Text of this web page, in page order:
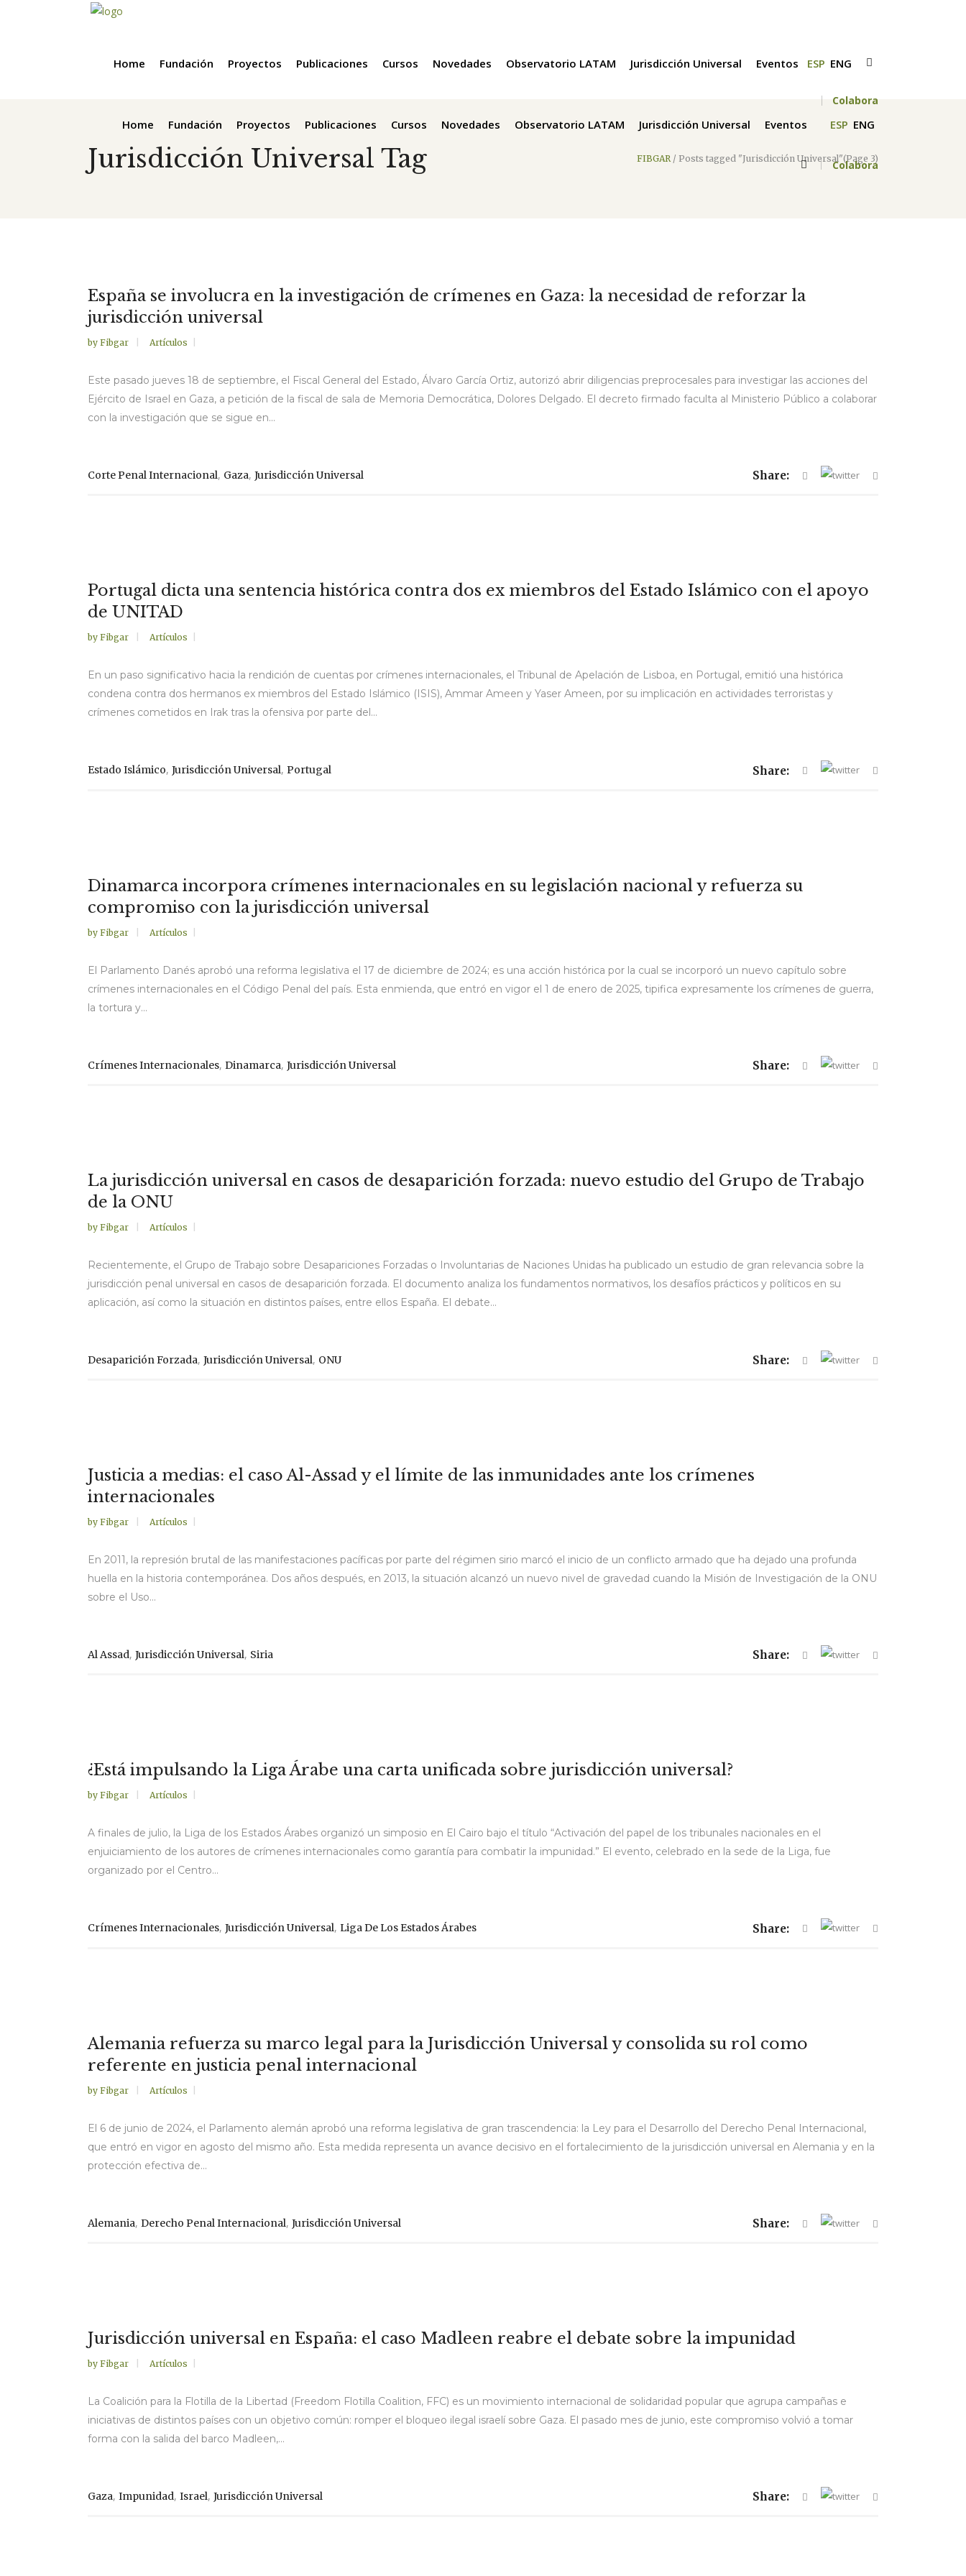
Home Fundación Proyectos Publicaciones Cursos Novedades Observatorio LATAM Jurisdicción Universal Eventos ESP ENG
Colabora
Home Fundación Proyectos Publicaciones Cursos Novedades Observatorio LATAM Jurisdicción Universal Eventos ESP ENG
Colabora
Jurisdicción Universal Tag FIBGAR / Posts tagged "Jurisdicción Universal"(Page 3)
España se involucra en la investigación de crímenes en Gaza: la necesidad de reforzar la
jurisdicción universal
by Fibgar Artículos
Este pasado jueves 18 de septiembre, el Fiscal General del Estado, Álvaro García Ortiz, autorizó abrir diligencias preprocesales para investigar las acciones del
Ejército de Israel en Gaza, a petición de la fiscal de sala de Memoria Democrática, Dolores Delgado. El decreto firmado faculta al Ministerio Público a colaborar
con la investigación que se sigue en...
Corte Penal Internacional, Gaza, Jurisdicción Universal Share:
Portugal dicta una sentencia histórica contra dos ex miembros del Estado Islámico con el apoyo
de UNITAD
by Fibgar Artículos
En un paso significativo hacia la rendición de cuentas por crímenes internacionales, el Tribunal de Apelación de Lisboa, en Portugal, emitió una histórica
condena contra dos hermanos ex miembros del Estado Islámico (ISIS), Ammar Ameen y Yaser Ameen, por su implicación en actividades terroristas y
crímenes cometidos en Irak tras la ofensiva por parte del...
Estado Islámico, Jurisdicción Universal, Portugal Share:
Dinamarca incorpora crímenes internacionales en su legislación nacional y refuerza su
compromiso con la jurisdicción universal
by Fibgar Artículos
El Parlamento Danés aprobó una reforma legislativa el 17 de diciembre de 2024; es una acción histórica por la cual se incorporó un nuevo capítulo sobre
crímenes internacionales en el Código Penal del país. Esta enmienda, que entró en vigor el 1 de enero de 2025, tipifica expresamente los crímenes de guerra,
la tortura y...
Crímenes Internacionales, Dinamarca, Jurisdicción Universal Share:
La jurisdicción universal en casos de desaparición forzada: nuevo estudio del Grupo de Trabajo
de la ONU
by Fibgar Artículos
Recientemente, el Grupo de Trabajo sobre Desapariciones Forzadas o Involuntarias de Naciones Unidas ha publicado un estudio de gran relevancia sobre la
jurisdicción penal universal en casos de desaparición forzada. El documento analiza los fundamentos normativos, los desafíos prácticos y políticos en su
aplicación, así como la situación en distintos países, entre ellos España. El debate...
Desaparición Forzada, Jurisdicción Universal, ONU Share:
Justicia a medias: el caso Al-Assad y el límite de las inmunidades ante los crímenes
internacionales
by Fibgar Artículos
En 2011, la represión brutal de las manifestaciones pacíficas por parte del régimen sirio marcó el inicio de un conflicto armado que ha dejado una profunda
huella en la historia contemporánea. Dos años después, en 2013, la situación alcanzó un nuevo nivel de gravedad cuando la Misión de Investigación de la ONU
sobre el Uso...
Al Assad, Jurisdicción Universal, Siria Share:
¿Está impulsando la Liga Árabe una carta unificada sobre jurisdicción universal?
by Fibgar Artículos
A finales de julio, la Liga de los Estados Árabes organizó un simposio en El Cairo bajo el título “Activación del papel de los tribunales nacionales en el
enjuiciamiento de los autores de crímenes internacionales como garantía para combatir la impunidad.” El evento, celebrado en la sede de la Liga, fue
organizado por el Centro...
Crímenes Internacionales, Jurisdicción Universal, Liga De Los Estados Árabes Share:
Alemania refuerza su marco legal para la Jurisdicción Universal y consolida su rol como
referente en justicia penal internacional
by Fibgar Artículos
El 6 de junio de 2024, el Parlamento alemán aprobó una reforma legislativa de gran trascendencia: la Ley para el Desarrollo del Derecho Penal Internacional,
que entró en vigor en agosto del mismo año. Esta medida representa un avance decisivo en el fortalecimiento de la jurisdicción universal en Alemania y en la
protección efectiva de...
Alemania, Derecho Penal Internacional, Jurisdicción Universal Share:
Jurisdicción universal en España: el caso Madleen reabre el debate sobre la impunidad
by Fibgar Artículos
La Coalición para la Flotilla de la Libertad (Freedom Flotilla Coalition, FFC) es un movimiento internacional de solidaridad popular que agrupa campañas e
iniciativas de distintos países con un objetivo común: romper el bloqueo ilegal israelí sobre Gaza. El pasado mes de junio, este compromiso volvió a tomar
forma con la salida del barco Madleen,...
Gaza, Impunidad, Israel, Jurisdicción Universal Share: